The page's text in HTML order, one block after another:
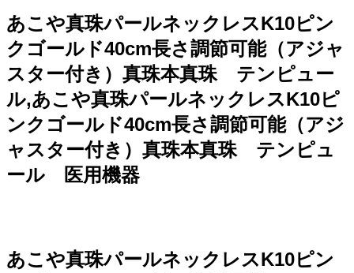
あこや真珠パールネックレスK10ピン
クゴールド40cm長さ調節可能（アジャ
スター付き）真珠本真珠 テンピュー
ル,あこや真珠パールネックレスK10ピ
ンクゴールド40cm長さ調節可能（アジ
ャスター付き）真珠本真珠 テンピュ
ール 医用機器
あこや真珠パールネックレスK10ピン